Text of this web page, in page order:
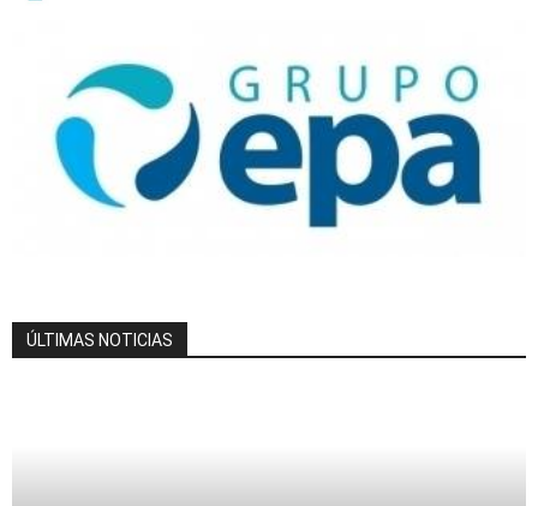
ÚLTIMAS NOTICIAS